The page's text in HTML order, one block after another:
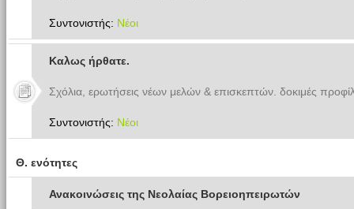
Συντονιστής: Νέοι
Καλως ήρθατε.
Σχόλια, ερωτήσεις νέων μελών & επισκεπτών. δοκιμές
Συντονιστής: Νέοι
Θ. ενότητες
Ανακοινώσεις της Νεολαίας Βορειοηπειρωτών